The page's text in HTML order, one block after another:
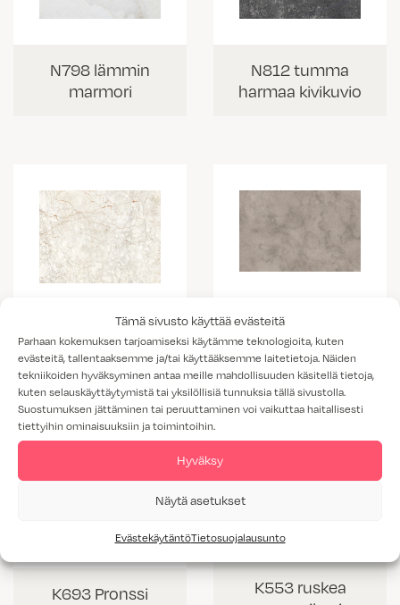
Tämä sivusto käyttää evästeitä
Parhaan kokemuksen tarjoamiseksi käytämme teknologioita, kuten
evästeitä, tallentaaksemme ja/tai käyttääksemme laitetietoja. Näiden
tekniikoiden hyväksyminen antaa meille mahdollisuuden käsitellä tietoja,
kuten selauskäyttäytymistä tai yksilöllisiä tunnuksia tällä sivustolla.
Suostumuksen jättäminen tai peruuttaminen voi vaikuttaa haitallisesti
tiettyihin ominaisuuksiin ja toimintoihin.
Hyväksy
Näytä asetukset
EvästekäytäntöTietosuojalausunto
N798 lämmin
marmori
N812 tumma
harmaa kivikuvio
K703 Portobello
marmorikuvio
K538 vaalea
kallio
K693 Pronssi
K553 ruskea